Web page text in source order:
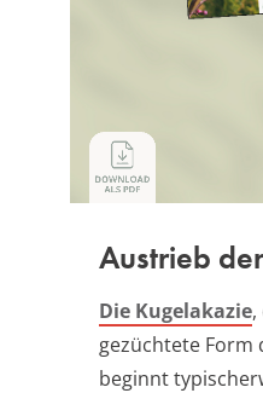
Austrieb
Die Kugelakazie
gezüchtete Form
beginnt